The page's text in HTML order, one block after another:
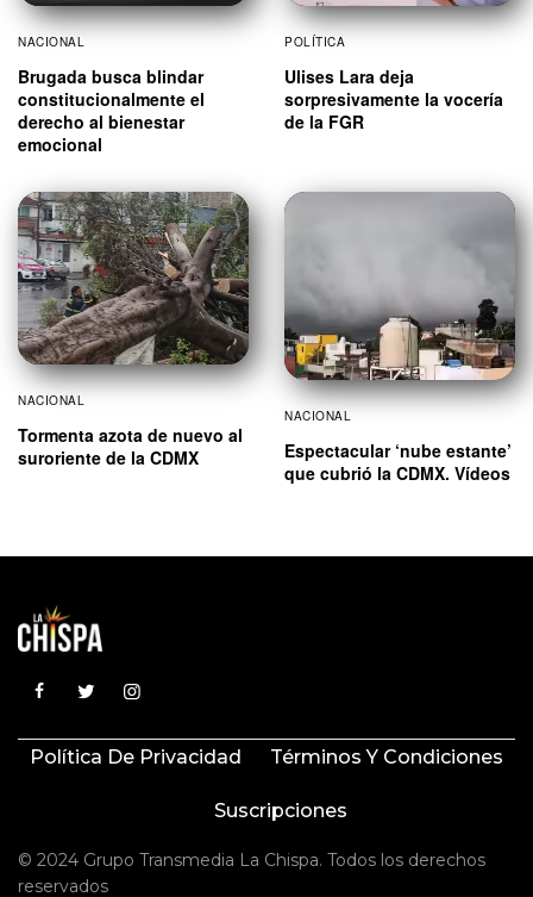
NACIONAL
Brugada busca blindar
constitucionalmente el
derecho al bienestar
emocional
POLÍTICA
Ulises Lara deja
sorpresivamente la vocería
de la FGR
NACIONAL
Tormenta azota de nuevo al
suroriente de la CDMX
NACIONAL
Espectacular ‘nube estante’
que cubrió la CDMX. Vídeos
Política De Privacidad Términos Y Condiciones
Suscripciones
© 2024 Grupo Transmedia La Chispa. Todos los derechos
reservados